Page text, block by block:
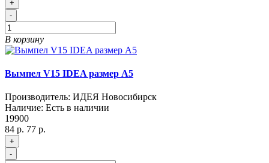
+
-
В корзину
Вымпел V15 IDEA размер A5
Производитель: ИДЕЯ Новосибирск
Наличие: Есть в наличии
19900
84 р. 77 р.
+
-